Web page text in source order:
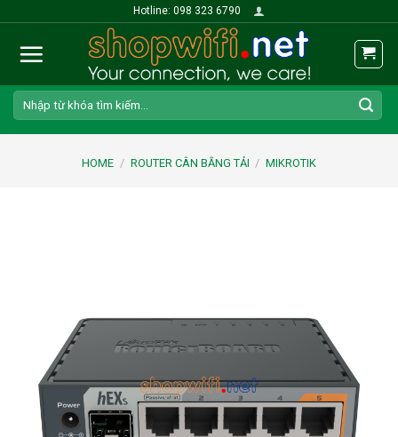
content
Hotline: 098 323 6790
Search
for:
HOME / ROUTER CÂN BẰNG TẢI / MIKROTIK